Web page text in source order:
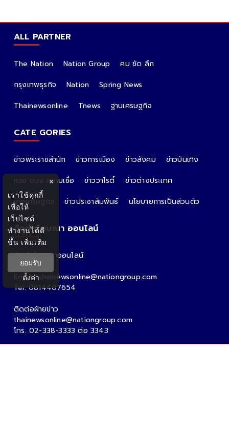
ALL PARTNER
The Nation Nation Group
คม ชัด ลึก
กรุงเทพธุรกิจ
Nation
Spring News
Thainewsonline
Tnews ฐานเศรษฐกิจ
CATE GORIES
ข่าวพระราชสำนัก ข่าวการเมือง ข่าวสังคม
ข่าวบันเทิง
หวย ดวง ความเชื่อ
ข่าววาไรตี้
ข่าวต่างประเทศ
ข่าวเศรษฐกิจ
ข่าวประชาสัมพันธ์ นโยบายการเป็นส่วนตัว
ติดต่อโฆษณา ออนไลน์
ติดต่อโฆษณาออนไลน์
คุณอ้อ
Email : thainewsonline@nationgroup.com
Tel: 0814407654
ติดต่อฝ่ายข่าว
thainewsonline@nationgroup.com
โทร. 02-338-3333 ต่อ 3343
×
เราใช้คุกกี้
เพื่อให้
เว็บไซต์
ทำงานได้ดี
ขึ้น เพิ่มเติม
ยอมรับ
ตั้งค่า